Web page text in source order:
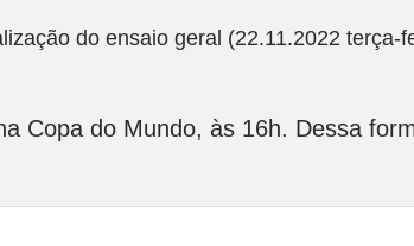
do ensaio geral (22.11.2022 terça-
Copa do Mundo, às 16h. Dessa